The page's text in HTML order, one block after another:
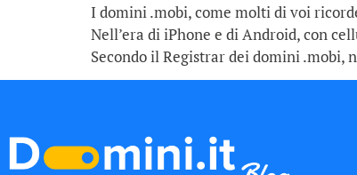
I domini .mobi, come molti di voi
Nell’era di iPhone e di Android, con
Secondo il Registrar dei domini .mobi,